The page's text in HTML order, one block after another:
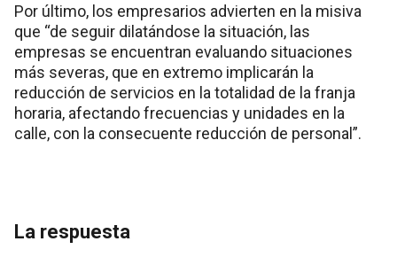
Por último, los empresarios advierten en la misiva
que “de seguir dilatándose la situación, las
empresas se encuentran evaluando situaciones
más severas, que en extremo implicarán la
reducción de servicios en la totalidad de la franja
horaria, afectando frecuencias y unidades en la
calle, con la consecuente reducción de personal”.
La respuesta